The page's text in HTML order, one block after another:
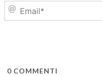
0COMMENTI